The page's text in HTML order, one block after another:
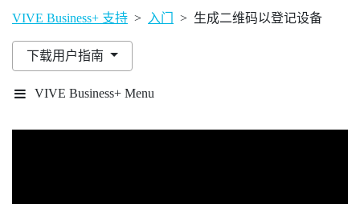
VIVE Business+ 支持 > 入门 > 生成二维码以登记设备
下载用户指南
VIVE Business+ Menu